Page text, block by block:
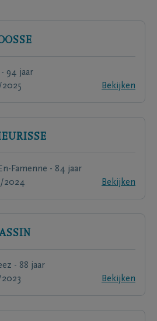
- 94 jaar
Bekijken
Famenne - 84 jaar
2024
Bekijken
- 88 jaar
Bekijken